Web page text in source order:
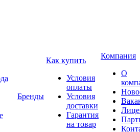
Бренды
Как купить
Условия
оплаты
Условия
доставки
Гарантия
на товар
Компания
О